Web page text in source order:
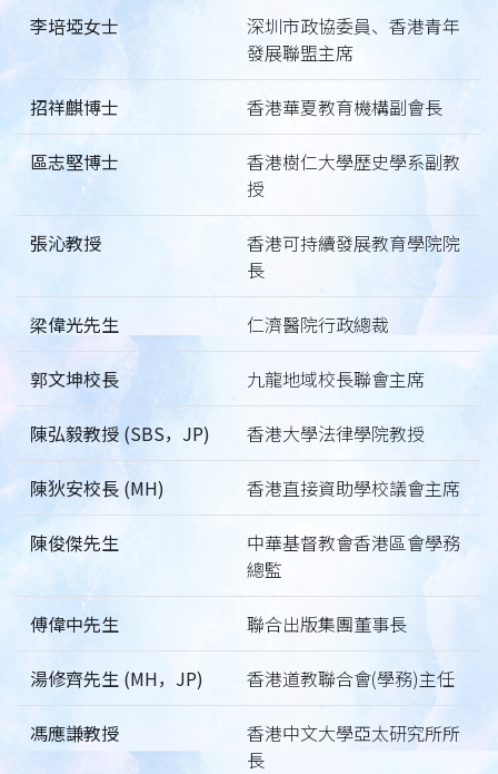
李培埡女士
深圳市政協委員、香港青年
發展聯盟主席
招祥麒博士 香港華夏教育機構副會長
區志堅博士
香港樹仁大學歷史學系副教
授
張沁教授
香港可持續發展教育學院院
長
梁偉光先生 仁濟醫院行政總裁
郭文坤校長 九龍地域校長聯會主席
陳弘毅教授 (SBS，JP) 香港大學法律學院教授
陳狄安校長 (MH) 香港直接資助學校議會主席
陳俊傑先生
中華基督教會香港區會學務
總監
傅偉中先生 聯合出版集團董事長
湯修齊先生 (MH，JP) 香港道教聯合會(學務)主任
馮應謙教授
香港中文大學亞太研究所所
長